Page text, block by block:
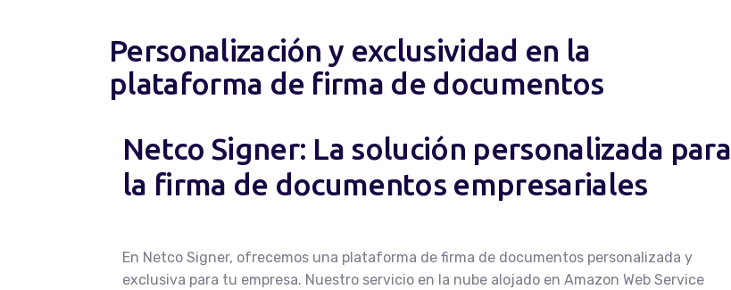
Personalización y exclusividad en la
plataforma de firma de documentos
Netco Signer: La solución personalizada para
la firma de documentos empresariales
En Netco Signer, ofrecemos una plataforma de firma de documentos personalizada y
exclusiva para tu empresa. Nuestro servicio en la nube alojado en Amazon Web Service